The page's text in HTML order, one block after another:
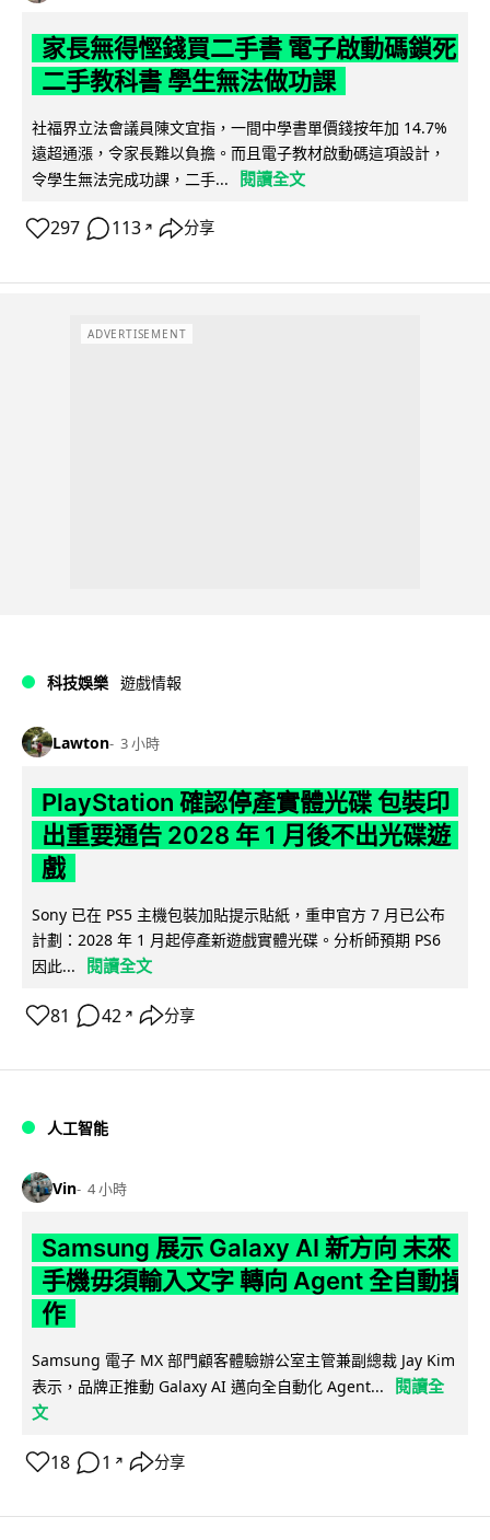
家長無得慳錢買二手書 電子啟動碼鎖死
二手教科書 學生無法做功課
社福界立法會議員陳文宜指，一間中學書單價錢按年加 14.7%
遠超通漲，令家長難以負擔。而且電子教材啟動碼這項設計，
令學生無法完成功課，二手...
閱讀全文
297 113 ↗ 分享
ADVERTISEMENT
科技娛樂 遊戲情報
Lawton 3 小時
PlayStation 確認停產實體光碟 包裝印
出重要通告 2028 年 1 月後不出光碟遊
戲
Sony 已在 PS5 主機包裝加貼提示貼紙，重申官方 7 月已公布
計劃：2028 年 1 月起停產新遊戲實體光碟。分析師預期 PS6
因此...
閱讀全文
81 42 ↗ 分享
人工智能
Vin 4 小時
Samsung 展示 Galaxy AI 新方向 未來
手機毋須輸入文字 轉向 Agent 全自動操
作
Samsung 電子 MX 部門顧客體驗辦公室主管兼副總裁 Jay Kim
表示，品牌正推動 Galaxy AI 邁向全自動化 Agent...
閱讀全
文
18 1 ↗ 分享